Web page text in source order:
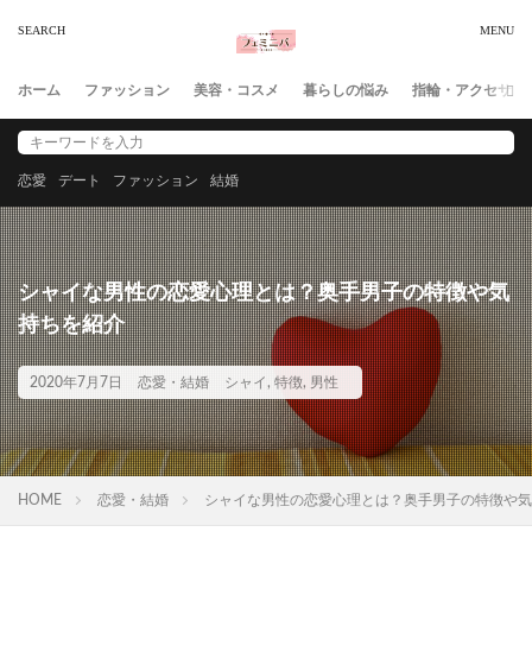
ホーム ファッション 美容・コスメ 暮らしの悩み 指輪・アクセサリ
恋愛 デート ファッション 結婚
シャイな男性の恋愛心理とは？奥手男子の特徴や気
持ちを紹介
2020年7月7日 恋愛・結婚 シャイ, 特徴, 男性
HOME 恋愛・結婚 シャイな男性の恋愛心理とは？奥手男子の特徴や